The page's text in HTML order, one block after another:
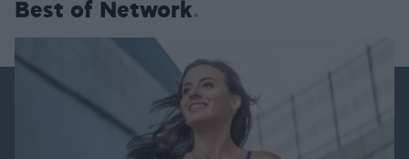
Best of Network